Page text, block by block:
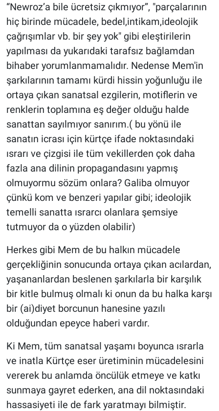
“Newroz’a bile ücretsiz çıkmıyor”, "parçalarının
hiç birinde mücadele, bedel,intikam,ideolojik
çağrışımlar vb. bir şey yok" gibi eleştirilerin
yapılması da yukarıdaki tarafsız bağlamdan
bihaber yorumlanmamalıdır. Nedense Mem'in
şarkılarının tamamı kürdi hissin yoğunluğu ile
ortaya çıkan sanatsal ezgilerin, motiflerin ve
renklerin toplamına eş değer olduğu halde
sanattan sayılmıyor sanırım.( bu yönü ile
sanatın icrası için kürtçe ifade noktasındaki
ısrarı ve çizgisi ile tüm vekillerden çok daha
fazla ana dilinin propagandasını yapmış
olmuyormu sözüm onlara? Galiba olmuyor
çünkü kom ve benzeri yapılar gibi; ideolojik
temelli sanatta ısrarcı olanlara şemsiye
tutmuyor da o yüzden olabilir)
Herkes gibi Mem de bu halkın mücadele
gerçekliğinin sonucunda ortaya çıkan acılardan,
yaşananlardan beslenen şarkılarla bir karşılık
bir kitle bulmuş olmalı ki onun da bu halka karşı
bir (ai)diyet borcunun hanesine yazılı
olduğundan epeyce haberi vardır.
Ki Mem, tüm sanatsal yaşamı boyunca ısrarla
ve inatla Kürtçe eser üretiminin mücadelesini
vererek bu anlamda öncülük etmeye ve katkı
sunmaya gayret ederken, ana dil noktasındaki
hassasiyeti ile de fark yaratmayı bilmiştir.